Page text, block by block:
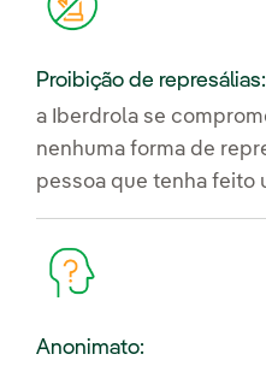
Proibição de represálias:
a Iberdrola se
nenhuma forma de
pessoa que tenha feito
Anonimato: